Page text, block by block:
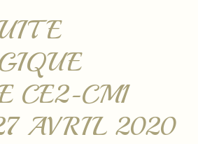
CE2-CM1
AVRIL 2020